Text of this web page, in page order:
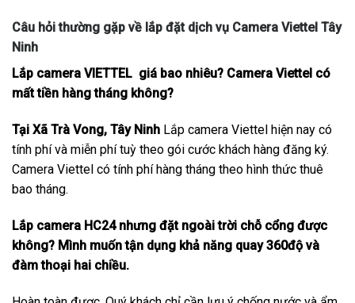
Câu hỏi thường gặp về lắp đặt dịch vụ Camera Viettel Tây
Ninh
Lắp camera VIETTEL giá bao nhiêu? Camera Viettel có
mất tiền hàng tháng không?
Tại Xã Trà Vong, Tây Ninh Lắp camera Viettel hiện nay có
tính phí và miễn phí tuỳ theo gói cước khách hàng đăng ký.
Camera Viettel có tính phí hàng tháng theo hình thức thuê
bao tháng.
Lắp camera HC24 nhưng đặt ngoài trời chỗ cổng được
không? Mình muốn tận dụng khả năng quay 360độ và
đàm thoại hai chiều.